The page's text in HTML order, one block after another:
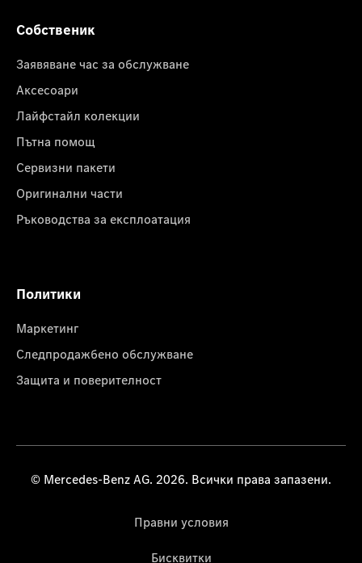
Собственик
Заявяване час за обслужване
Аксесоари
Лайфстайл колекции
Пътна помощ
Сервизни пакети
Оригинални части
Ръководства за експлоатация
Политики
Маркетинг
Следпродажбено обслужване
Защита и поверителност
© Mercedes-Benz AG. 2026. Всички права запазени.
Правни условия
Бисквитки